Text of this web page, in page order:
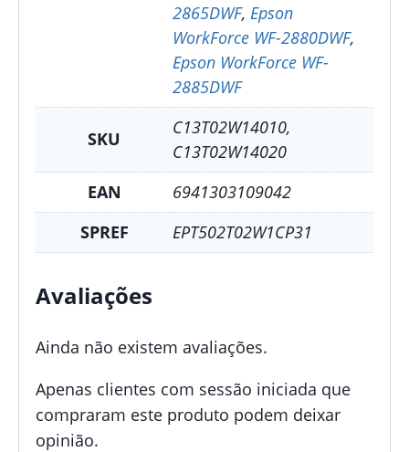
2865DWF, Epson
WorkForce WF-2880DWF,
Epson WorkForce WF-
2885DWF
SKU
C13T02W14010,
C13T02W14020
EAN
6941303109042
SPREF
EPT502T02W1CP31
Avaliações
Ainda não existem avaliações.
Apenas clientes com sessão iniciada que
compraram este produto podem deixar
opinião.